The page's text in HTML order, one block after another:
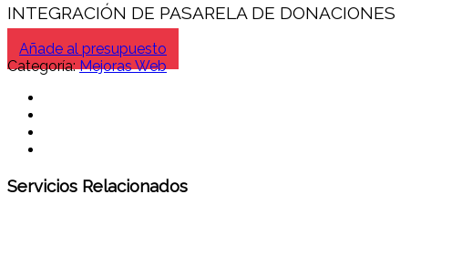
INTEGRACIÓN DE PASARELA DE DONACIONES
Añade al presupuesto
Categoría:Mejoras Web
Servicios Relacionados